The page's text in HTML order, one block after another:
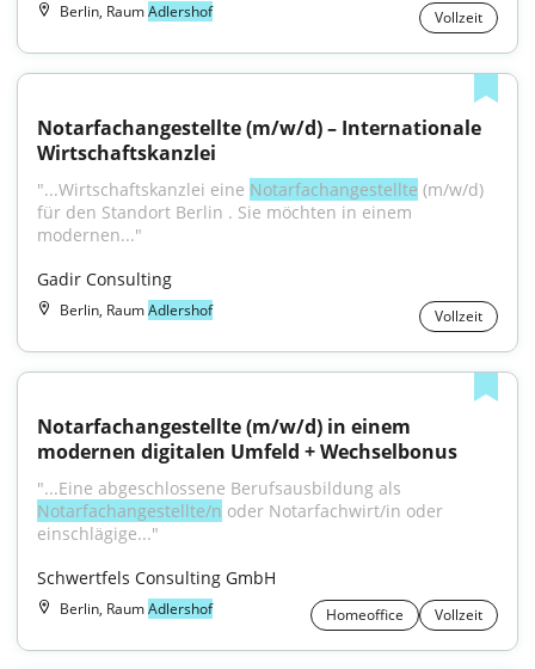
Berlin, RaumAdlershof Vollzeit
Notarfachangestellte (m/w/d) – Internationale
Wirtschaftskanzlei
"...Wirtschaftskanzlei eine Notarfachangestellte (m/w/d)
für den Standort Berlin . Sie möchten in einem
modernen..."
Gadir Consulting
Berlin, RaumAdlershof Vollzeit
Notarfachangestellte (m/w/d) in einem
modernen digitalen Umfeld + Wechselbonus
Notarfachangestellte/n oder Notarfachwirt/in oder
einschlägige..."
Schwertfels Consulting GmbH
Berlin, RaumAdlershof Homeoffice Vollzeit